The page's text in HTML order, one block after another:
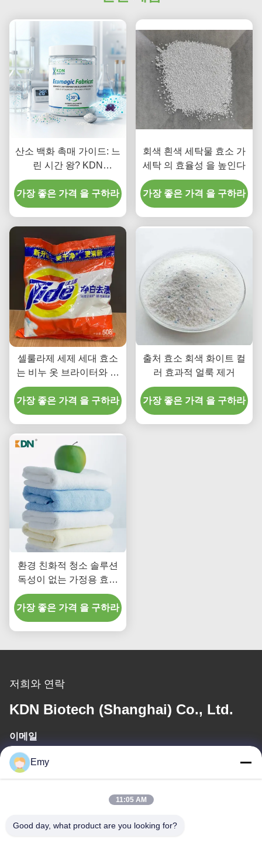
산소 백화 촉매 가이드: 느
린 시간 왕? KDN
BIOTECH
가장 좋은 가격 을 구하라
회색 흰색 세탁물 효소 가
세탁 의 효율성 을 높인다
가장 좋은 가격 을 구하라
셀룰라제 세제 세대 효소
는 비누 옷 브라이터와 클
리너를 위해 가루가 됩니
다
가장 좋은 가격 을 구하라
출처 효소 회색 화이트 컬
러 효과적 얼룩 제거
가장 좋은 가격 을 구하라
환경 친화적 청소 솔루션
독성이 없는 가정용 효소
세척제 성분 개선
가장 좋은 가격 을 구하라
저희와 연락
KDN Biotech (Shanghai) Co., Ltd.
이메일
panxy@vlandgroup.com
우리 주소
Emy
11:05 AM
Good day, what product are you looking for?